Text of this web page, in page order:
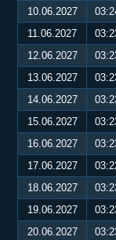
10.06.2027
11.06.2027
12.06.2027
13.06.2027
14.06.2027
15.06.2027
16.06.2027
17.06.2027
18.06.2027
19.06.2027
20.06.2027